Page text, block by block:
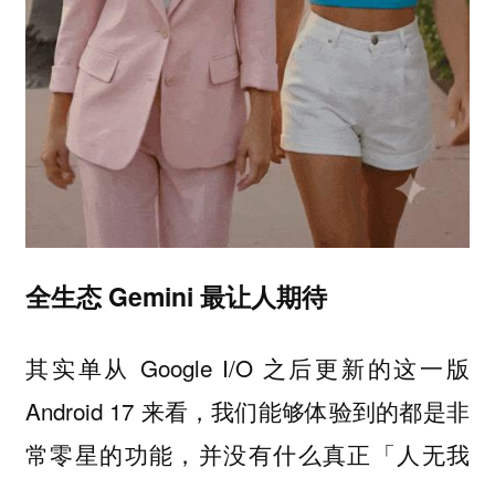
全生态 Gemini 最让人期待
其实单从 Google I/O 之后更新的这一版
Android 17 来看，我们能够体验到的都是非
常零星的功能，并没有什么真正「人无我